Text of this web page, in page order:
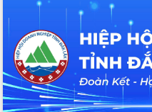
hiện nhiệm vụ quản lý tài sản công
hàng tuần
Tháo gỡ những vướng mắc, đẩy mạnh
công tác cải cách thủ tục hành chính
tại Trung tâm Phục vụ hành chính
công tỉnh
Đắk Lắk: Tôn vinh 46 giải pháp tại Hội